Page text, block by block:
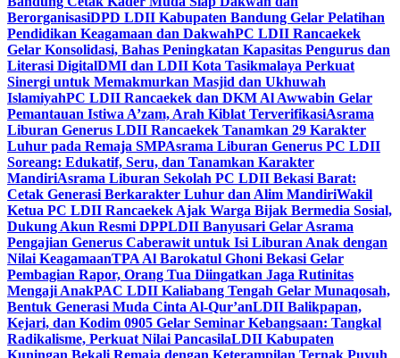
BerorganisasiDPD LDII Kabupaten Bandung Gelar Pelatihan
Pendidikan Keagamaan dan DakwahPC LDII Rancaekek
Gelar Konsolidasi, Bahas Peningkatan Kapasitas Pengurus dan
Literasi DigitalDMI dan LDII Kota Tasikmalaya Perkuat
Sinergi untuk Memakmurkan Masjid dan Ukhuwah
IslamiyahPC LDII Rancaekek dan DKM Al Awwabin Gelar
Pemantauan Istiwa A’zam, Arah Kiblat TerverifikasiAsrama
Liburan Generus LDII Rancaekek Tanamkan 29 Karakter
Luhur pada Remaja SMPAsrama Liburan Generus PC LDII
Soreang: Edukatif, Seru, dan Tanamkan Karakter
MandiriAsrama Liburan Sekolah PC LDII Bekasi Barat:
Cetak Generasi Berkarakter Luhur dan Alim MandiriWakil
Ketua PC LDII Rancaekek Ajak Warga Bijak Bermedia Sosial,
Dukung Akun Resmi DPPLDII Banyusari Gelar Asrama
Pengajian Generus Caberawit untuk Isi Liburan Anak dengan
Nilai KeagamaanTPA Al Barokatul Ghoni Bekasi Gelar
Pembagian Rapor, Orang Tua Diingatkan Jaga Rutinitas
Mengaji AnakPAC LDII Kaliabang Tengah Gelar Munaqosah,
Bentuk Generasi Muda Cinta Al-Qur’anLDII Balikpapan,
Kejari, dan Kodim 0905 Gelar Seminar Kebangsaan: Tangkal
Radikalisme, Perkuat Nilai PancasilaLDII Kabupaten